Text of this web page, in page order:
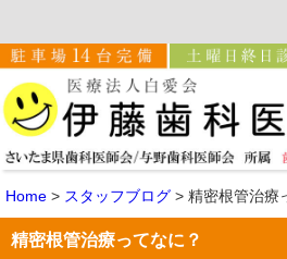
Home > スタッフブログ > 精密根管治療
精密根管治療ってなに？